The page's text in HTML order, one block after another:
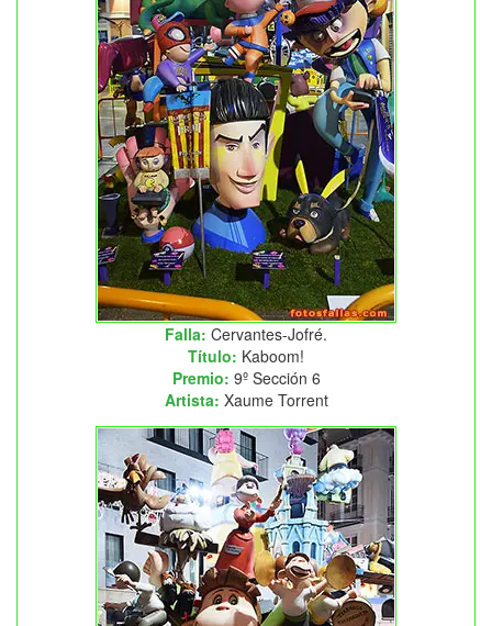
Falla: Cervantes-Jofré.
Título: Kaboom!
Premio: 9º Sección 6
Artista: Xaume Torrent